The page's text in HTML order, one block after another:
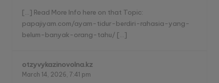
[…] Read More Info here on that Topic:
papajiyam.com/ayam-tidur-berdiri-rahasia-yang-
belum-banyak-orang-tahu/ […]
otzyvykazinovolna.kz
March 14, 2026, 7:41 pm